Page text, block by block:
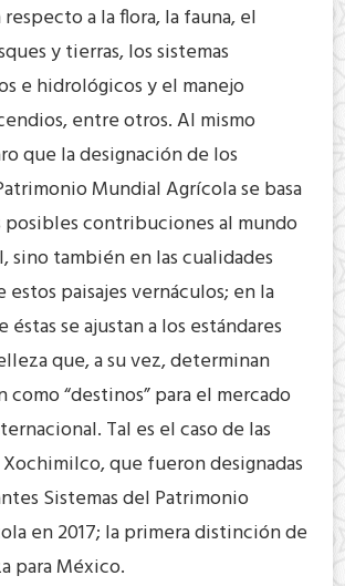
a la flora, la fauna, el
y tierras, los sistemas
e hidrológicos y el manejo
entre otros. Al mismo
que la designación de los
Mundial Agrícola se basa
posibles contribuciones al mundo
sino también en las cualidades
estos paisajes vernáculos; en la
éstas se ajustan a los estándares
que, a su vez, determinan
como “destinos” para el mercado
Tal es el caso de las
que fueron designadas
Sistemas del Patrimonio
en 2017; la primera distinción de
para México.